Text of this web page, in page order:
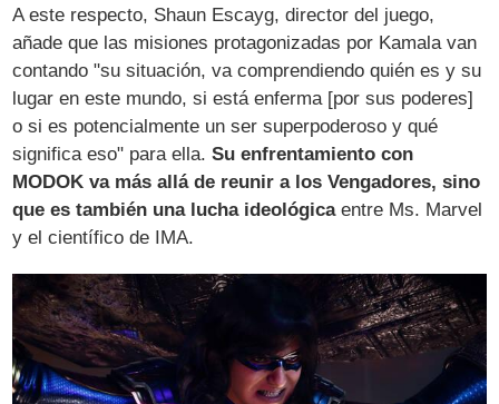
A este respecto, Shaun Escayg, director del juego,
añade que las misiones protagonizadas por Kamala van
contando "su situación, va comprendiendo quién es y su
lugar en este mundo, si está enferma [por sus poderes]
o si es potencialmente un ser superpoderoso y qué
significa eso" para ella.Su enfrentamiento con
MODOK va más allá de reunir a los Vengadores, sino
que es también una lucha ideológicaentre Ms. Marvel
y el científico de IMA.